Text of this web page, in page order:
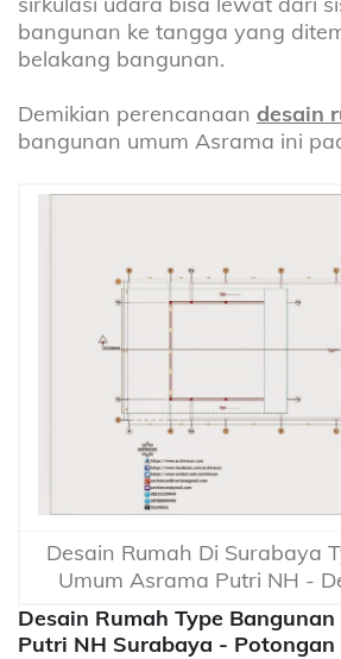
bangunan ke tangga yang
belakang bangunan.
Demikian perencanaan desain
bangunan umum Asrama ini
Desain Rumah Di Surabaya
Umum Asrama Putri NH -
Desain Rumah Type
Putri NH Surabaya - Potongan